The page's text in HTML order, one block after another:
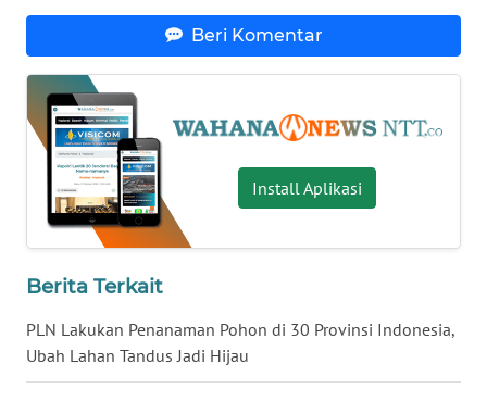
Beri Komentar
Install Aplikasi
Berita Terkait
PLN Lakukan Penanaman Pohon di 30 Provinsi Indonesia,
Ubah Lahan Tandus Jadi Hijau
NTT
WN
KEPRI
WN
WN
PAPUA